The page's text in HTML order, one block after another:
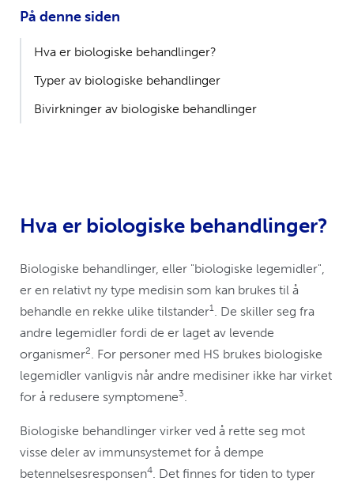
Hva er biologiske behandlinger?
Biologiske behandlinger, eller "biologiske legemidler",
er en relativt ny type medisin som kan brukes til å
behandle en rekke ulike tilstander1
. De skiller seg fra
andre legemidler fordi de er laget av levende
organismer2
. For personer med HS brukes biologiske
legemidler vanligvis når andre medisiner ikke har virket
for å redusere symptomene3
Biologiske behandlinger virker ved å rette seg mot
visse deler av immunsystemet for å dempe
betennelsesresponsen4
. Det finnes for tiden to typer
På denne siden
Hva er biologiske behandlinger?
Typer av biologiske behandlinger
Bivirkninger av biologiske behandlinger